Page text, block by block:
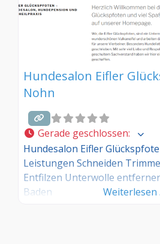
Hundesalon Eifler
Nohn
Gerade geschlossen:
Hundesalon Eifler
Leistungen Schneiden
Entfilzen Unterwolle
Baden
Weiterlesen